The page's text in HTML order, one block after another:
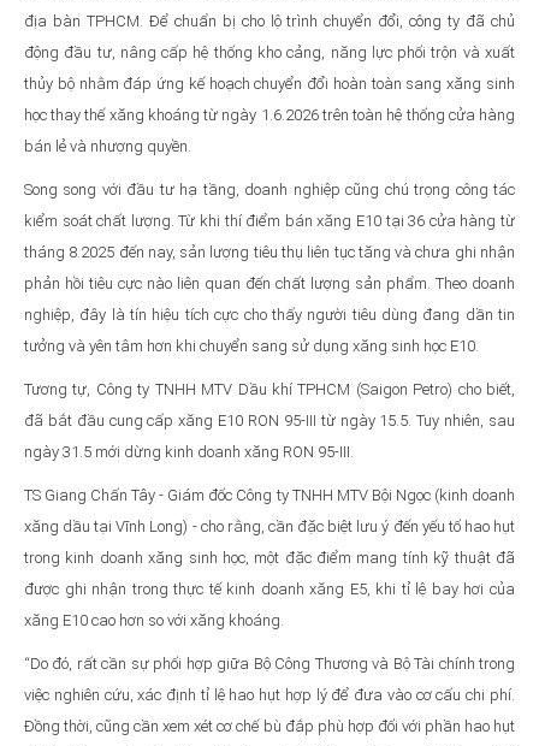
địa bàn TPHCM. Để chuẩn bị cho lộ trình chuyển đổi, công ty đã chủ
động đầu tư, nâng cấp hệ thống kho cảng, năng lực phối trộn và xuất
thủy bộ nhằm đáp ứng kế hoạch chuyển đổi hoàn toàn sang xăng sinh
học thay thế xăng khoáng từ ngày 1.6.2026 trên toàn hệ thống cửa hàng
bán lẻ và nhượng quyền.
Song song với đầu tư hạ tầng, doanh nghiệp cũng chú trọng công tác
kiểm soát chất lượng. Từ khi thí điểm bán xăng E10 tại 36 cửa hàng từ
tháng 8.2025 đến nay, sản lượng tiêu thụ liên tục tăng và chưa ghi nhận
phản hồi tiêu cực nào liên quan đến chất lượng sản phẩm. Theo doanh
nghiệp, đây là tín hiệu tích cực cho thấy người tiêu dùng đang dần tin
tưởng và yên tâm hơn khi chuyển sang sử dụng xăng sinh học E10.
Tương tự, Công ty TNHH MTV Dầu khí TPHCM (Saigon Petro) cho biết,
đã bắt đầu cung cấp xăng E10 RON 95-III từ ngày 15.5. Tuy nhiên, sau
ngày 31.5 mới dừng kinh doanh xăng RON 95-III.
TS Giang Chấn Tây - Giám đốc Công ty TNHH MTV Bội Ngọc (kinh doanh
xăng dầu tại Vĩnh Long) - cho rằng, cần đặc biệt lưu ý đến yếu tố hao hụt
trong kinh doanh xăng sinh học, một đặc điểm mang tính kỹ thuật đã
được ghi nhận trong thực tế kinh doanh xăng E5, khi tỉ lệ bay hơi của
xăng E10 cao hơn so với xăng khoáng.
“Do đó, rất cần sự phối hợp giữa Bộ Công Thương và Bộ Tài chính trong
việc nghiên cứu, xác định tỉ lệ hao hụt hợp lý để đưa vào cơ cấu chi phí.
Đồng thời, cũng cần xem xét cơ chế bù đắp phù hợp đối với phần hao hụt